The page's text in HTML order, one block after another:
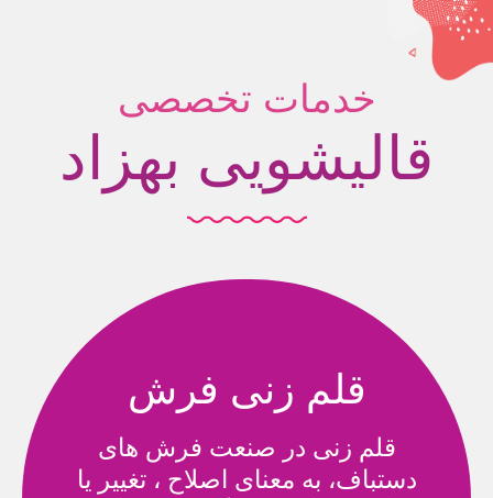
خدمات تخصصی
قالیشویی بهزاد
قلم زنی فرش
قلم زنی در صنعت فرش های
دستباف، به معنای اصلاح ، تغییر یا